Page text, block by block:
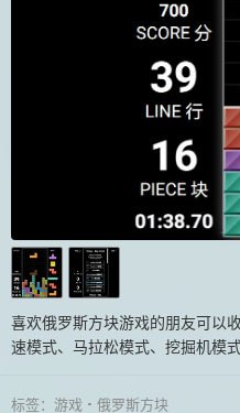
喜欢俄罗斯方块游戏的朋友可以
速模式、马拉松模式、挖掘机模
标签： 游戏 俄罗斯方块